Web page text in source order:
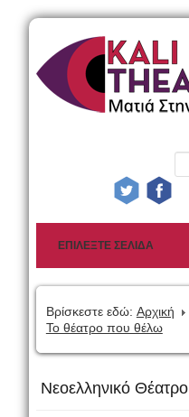
Βρίσκεστε εδώ: Αρχική
Το θέατρο που θέλω
Νεοελληνικό Θέατρο